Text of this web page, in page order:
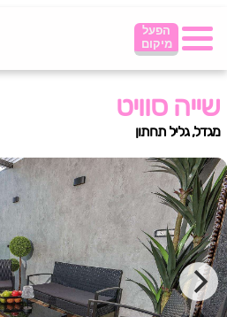
הפעל
מיקום
שייה סוויט
מגדל, גליל תחתון